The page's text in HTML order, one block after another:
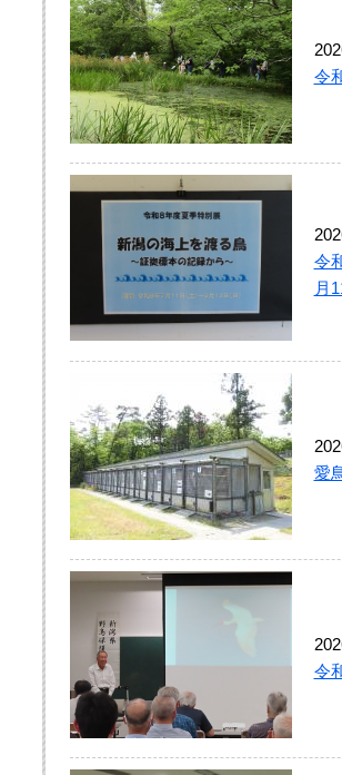
令
令
月
愛
令